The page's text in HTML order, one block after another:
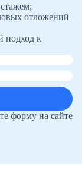
отложений
подход к
форму на сайте